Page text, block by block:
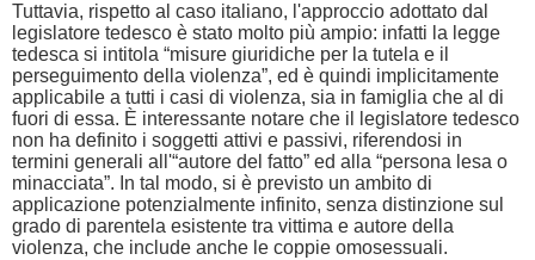
Tuttavia, rispetto al caso italiano, l'approccio adottato dal
legislatore tedesco è stato molto più ampio: infatti la legge
tedesca si intitola “misure giuridiche per la tutela e il
perseguimento della violenza”, ed è quindi implicitamente
applicabile a tutti i casi di violenza, sia in famiglia che al di
fuori di essa. È interessante notare che il legislatore tedesco
non ha definito i soggetti attivi e passivi, riferendosi in
termini generali all'“autore del fatto” ed alla “persona lesa o
minacciata”. In tal modo, si è previsto un ambito di
applicazione potenzialmente infinito, senza distinzione sul
grado di parentela esistente tra vittima e autore della
violenza, che include anche le coppie omosessuali.